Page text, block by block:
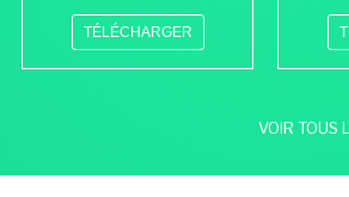
TÉLÉCHARGER
VOIR TOUS